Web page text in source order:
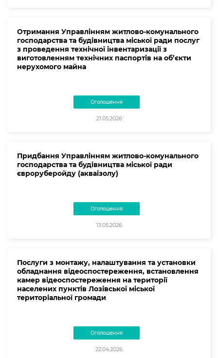
Отримання Управлінням житлово-комунального
господарства та будівництва міської ради послуг
з проведення технічної інвентаризації з
виготовленням технічних паспортів на об’єкти
нерухомого майна
Оголошення
21.05.2026
Придбання Управлінням житлово-комунального
господарства та будівництва міської ради
євроруберойду (акваізолу)
Оголошення
13.05.2026
Послуги з монтажу, налаштування та установки
обладнання відеоспостереження, встановлення
камер відеоспостереження на території
населених пунктів Лозівської міської
територіальної громади
Оголошення
22.04.2026